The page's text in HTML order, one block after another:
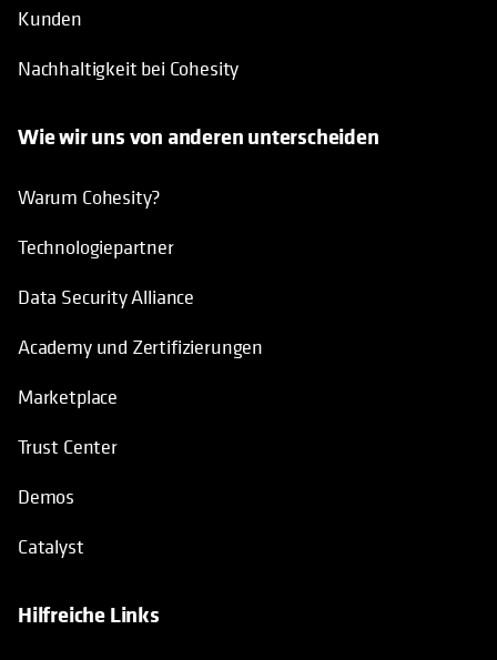
Kunden
Nachhaltigkeit bei Cohesity
Wie wir uns von anderen unterscheiden
Warum Cohesity?
Technologiepartner
Data Security Alliance
Academy und Zertifizierungen
Marketplace
Trust Center
Demos
Catalyst
Hilfreiche Links